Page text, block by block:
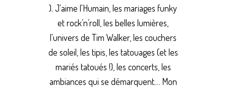
). J'aime l'Humain, les mariages funky
et rock’n’roll, les belles lumières,
l'univers de Tim Walker, les couchers
de soleil, les tipis, les tatouages (et les
mariés tatoués !), les concerts, les
ambiances qui se démarquent… Mon